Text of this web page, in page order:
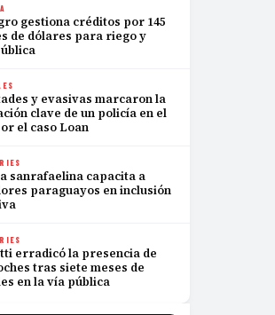
gestiona créditos por 145
de dólares para riego y
y evasivas marcaron la
clave de un policía en el
el caso Loan
sanrafaelina capacita a
paraguayos en inclusión
erradicó la presencia de
tras siete meses de
en la vía pública